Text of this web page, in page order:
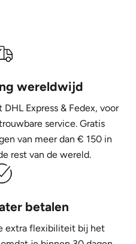
wereldwijd
Express & Fedex, voor
service. Gratis
van meer dan € 150 in
rest van de wereld.
betalen
extra flexibiliteit bij het